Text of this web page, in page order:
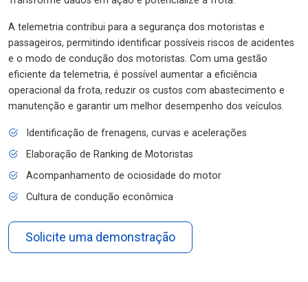
A telemetria contribui para a segurança dos motoristas e
passageiros, permitindo identificar possíveis riscos de acidentes
e o modo de condução dos motoristas. Com uma gestão
eficiente da telemetria, é possível aumentar a eficiência
operacional da frota, reduzir os custos com abastecimento e
manutenção e garantir um melhor desempenho dos veículos.
Identificação de frenagens, curvas e acelerações
Elaboração de Ranking de Motoristas
Acompanhamento de ociosidade do motor
Cultura de condução econômica
Solicite uma demonstração